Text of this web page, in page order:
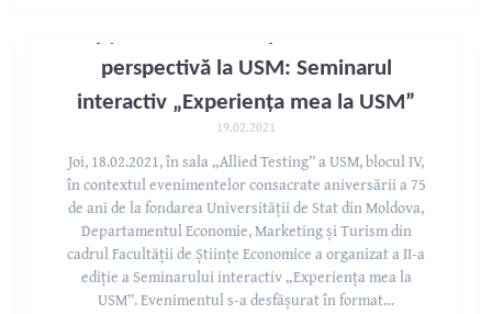
perspectivă la USM: Seminarul
interactiv „Experiența mea la USM”
19.02.2021
Joi, 18.02.2021, în sala „Allied Testing” a USM, blocul IV,
în contextul evenimentelor consacrate aniversării a 75
de ani de la fondarea Universității de Stat din Moldova,
Departamentul Economie, Marketing și Turism din
cadrul Facultății de Științe Economice a organizat a II-a
ediție a Seminarului interactiv „Experiența mea la
USM”. Evenimentul s-a desfășurat în format…